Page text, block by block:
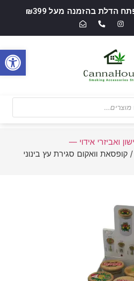
הדלת בהזמנה מעל ₪399
ואביזרי אידוי —
/ קופסאת וואקום סגירת עץ בינוני
פתח